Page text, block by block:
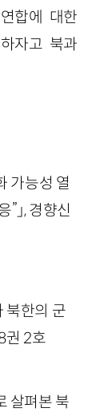
합에 대한
자고 북과
가능성 열
」, 경향신
북한의 군
권 2호
살펴본 북